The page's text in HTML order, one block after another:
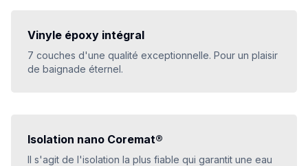
Vinyle époxy intégral
7 couches d'une qualité exceptionnelle. Pour un plaisir
de baignade éternel.
Isolation nano Coremat®
Il s'agit de l'isolation la plus fiable qui garantit une eau